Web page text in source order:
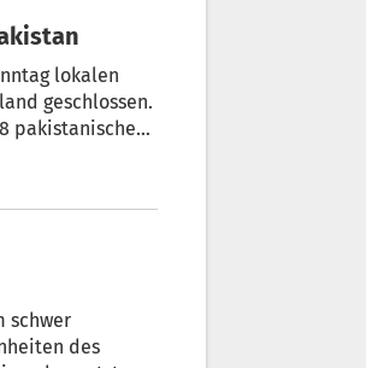
lokalen
geschlossen.
pakistanische
schwer
des